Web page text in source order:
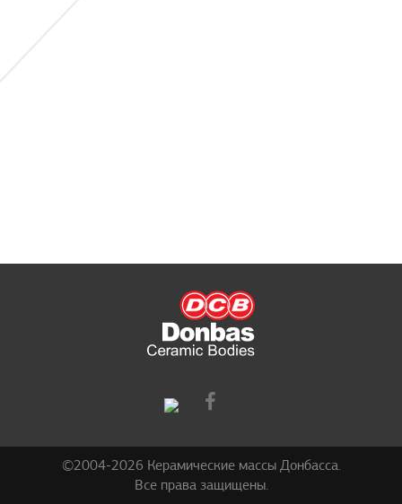
©2004-2026 Керамические массы Донбасса.
Все права защищены.